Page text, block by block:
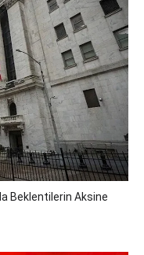
Beklentilerin Aksine